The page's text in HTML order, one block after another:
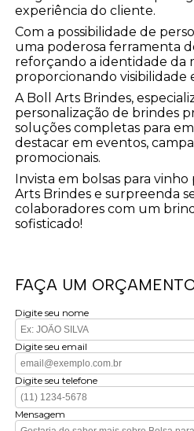
experiência do cliente.
Com a possibilidade de
uma poderosa ferramenta
reforçando a identidade da
proporcionando visibilidade
A Boll Arts Brindes,
personalização de brindes
soluções completas para
destacar em eventos,
promocionais.
Invista em bolsas para vinho
Arts Brindes e surpreenda
colaboradores com um
sofisticado!
FAÇA UM
Digite seu nome
Digite seu email
Digite seu telefone
Mensagem